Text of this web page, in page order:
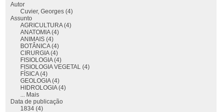
Autor
Cuvier, Georges (4)
Assunto
AGRICULTURA (4)
ANATOMIA (4)
ANIMAIS (4)
BOTÂNICA (4)
CIRURGIA (4)
FISIOLOGIA (4)
FISIOLOGIA VEGETAL (4)
FÍSICA (4)
GEOLOGIA (4)
HIDROLOGIA (4)
... Mais
Data de publicação
1834 (4)